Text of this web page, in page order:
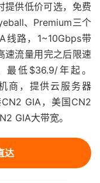
提供低价可选，免费
、Premium三个
线路，1~10Gbps带
速流量用完之后限速
最低$36.9/年起。
商，提供云服务器
GIA，美国CN2
GIA大带宽。
达